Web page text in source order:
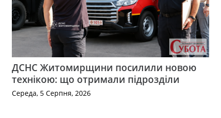
ДСНС Житомирщини посилили новою
технікою: що отримали підрозділи
Середа, 5 Серпня, 2026